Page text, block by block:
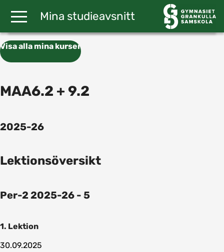
Mina studieavsnitt
Visa alla mina kurser
MAA6.2 + 9.2
2025-26
Lektionsöversikt
Per-2 2025-26 - 5
1. Lektion
30.09.2025